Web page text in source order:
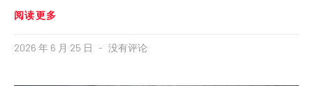
阅读更多
2026 年 6 月 25 日 没有评论